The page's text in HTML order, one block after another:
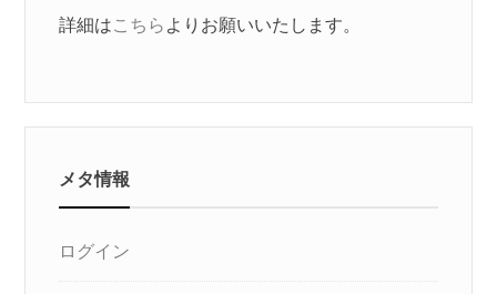
詳細はこちら よりお願いいたします。
メタ情報
ログイン